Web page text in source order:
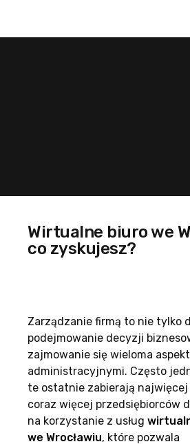
Wirtualne biuro we
co zyskujesz?
Zarządzanie firmą to nie tylko
podejmowanie decyzji
zajmowanie się wieloma
administracyjnymi. Często
te ostatnie zabierają
coraz więcej przedsiębiorców
na korzystanie z usług
we Wrocławiu, które pozwala